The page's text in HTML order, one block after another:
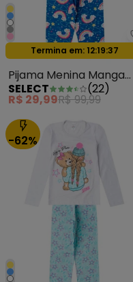
Oferta relâmpago
Termina em: 12:19:35
Pijama Menina Manga
Longa Meia Malha Rosa
SELECT (22)
R$ 29,99R$ 99,99
-62%